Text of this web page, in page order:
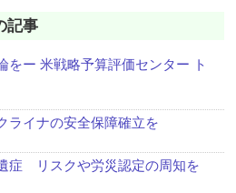
記事
をー 米戦略予算評価センター ト
ライナの安全保障確立を
症 リスクや労災認定の周知を